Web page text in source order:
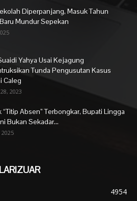
Diperpanjang, Masuk Tahun
Mundur Sepekan
Yahya Usai Kejagung
Tunda Pengusutan Kasus
Caleg
2023
“Titip Absen” Terbongkar, Bupati Lingga
Bukan Sekadar...
4954